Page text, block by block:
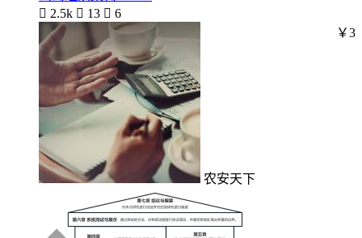
 2.5k  13  6
农安天下
￥3